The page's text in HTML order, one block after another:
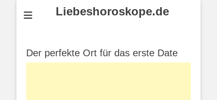
Liebeshoroskope.de
Der perfekte Ort für das erste Date